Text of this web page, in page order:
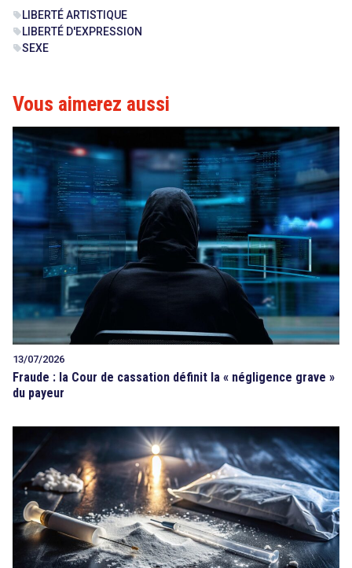
sell LIBERTÉ ARTISTIQUE
sell LIBERTÉ D'EXPRESSION
sellSEXE
Vous aimerez aussi
13/07/2026
Fraude : la Cour de cassation définit la « négligence grave »
du payeur